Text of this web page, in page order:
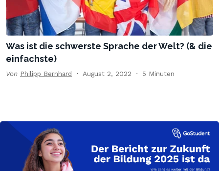
Was ist die schwerste Sprache der Welt? (& die
einfachste)
Von Philipp Bernhard August 2, 2022 5 Minuten